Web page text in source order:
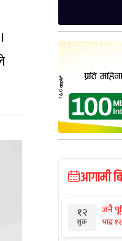
आगामी
१२
शुक्र
जनै
भाद्र